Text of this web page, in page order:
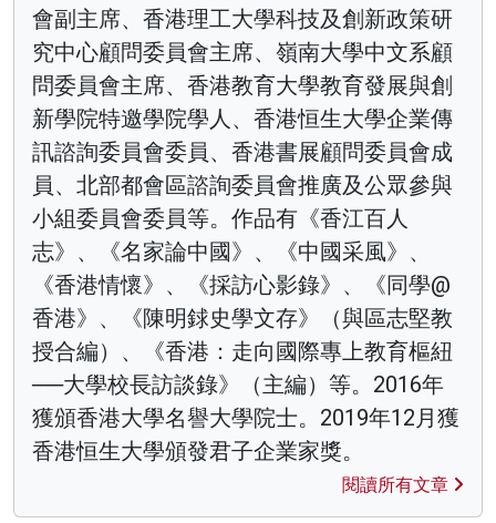
會副主席、香港理工大學科技及創新政策研
究中心顧問委員會主席、嶺南大學中文系顧
問委員會主席、香港教育大學教育發展與創
新學院特邀學院學人、香港恒生大學企業傳
訊諮詢委員會委員、香港書展顧問委員會成
員、北部都會區諮詢委員會推廣及公眾參與
小組委員會委員等。作品有《香江百人
志》、《名家論中國》、《中國采風》、
《香港情懷》、《採訪心影錄》、《同學@
香港》、《陳明銶史學文存》（與區志堅教
授合編）、《香港：走向國際專上教育樞紐
──大學校長訪談錄》（主編）等。2016年
獲頒香港大學名譽大學院士。2019年12月獲
香港恒生大學頒發君子企業家獎。
閱讀所有文章